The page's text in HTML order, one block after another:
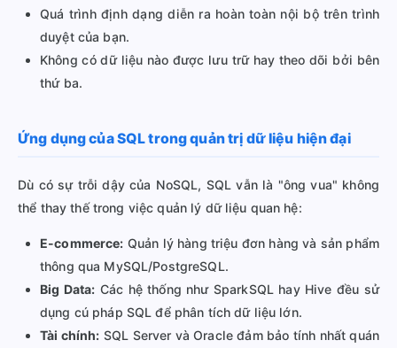
Quá trình định dạng diễn ra hoàn toàn nội bộ trên trình
duyệt của bạn.
Không có dữ liệu nào được lưu trữ hay theo dõi bởi bên
thứ ba.
Ứng dụng của SQL trong quản trị dữ liệu hiện đại
Dù có sự trỗi dậy của NoSQL, SQL vẫn là "ông vua" không
thể thay thế trong việc quản lý dữ liệu quan hệ:
E-commerce: Quản lý hàng triệu đơn hàng và sản phẩm
thông qua MySQL/PostgreSQL.
Big Data: Các hệ thống như SparkSQL hay Hive đều sử
dụng cú pháp SQL để phân tích dữ liệu lớn.
Tài chính: SQL Server và Oracle đảm bảo tính nhất quán